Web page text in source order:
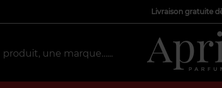
Livraison gratuite